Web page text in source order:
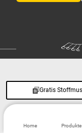
Gratis
Copyright 2026 -
Home Produkte